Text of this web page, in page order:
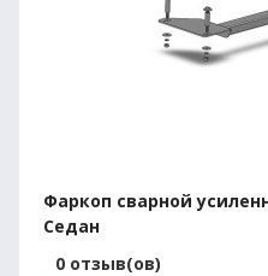
Фаркоп сварной
Седан
0 отзыв(ов)